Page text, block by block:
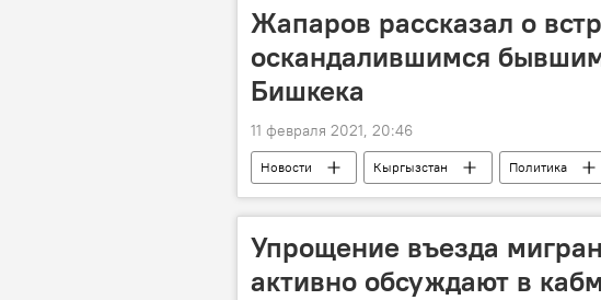
Жапаров рассказал о
оскандалившимся
Бишкека
11 февраля 2021, 20:46
Новости Кыргызстан Политика
скандал
мэр Бишкек кадры
Упрощение въезда
активно обсуждают в